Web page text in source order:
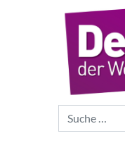
Suche nach: